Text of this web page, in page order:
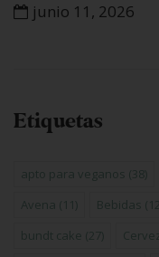
junio 11, 2026
Etiquetas
apto para veganos (38)
Avena (11) Bebidas
bundt cake (27)